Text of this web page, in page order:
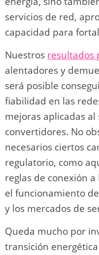
servicios de red,
capacidad para
Nuestros resultados
alentadores y
será posible
fiabilidad en las
mejoras aplicadas
convertidores. No
necesarios ciertos
regulatorio, como
reglas de conexión
el funcionamiento
y los mercados de
Queda mucho por
transición